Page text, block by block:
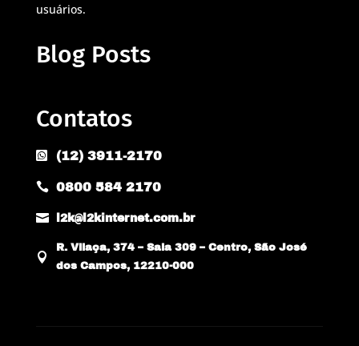
usuários.
Blog Posts
Contatos
 (12) 3911-2170
 0800 584 2170
 l2k@l2kinternet.com.br

R. Vilaça, 374 – Sala 309 – Centro, São José
dos Campos, 12210-000